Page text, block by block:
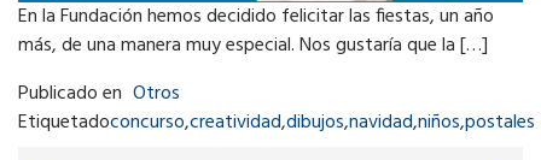
En la Fundación hemos decidido felicitar las fiestas, un año
más, de una manera muy especial. Nos gustaría que la […]
Publicado en Otros
Etiquetadoconcurso,creatividad,dibujos,navidad,niños,postales